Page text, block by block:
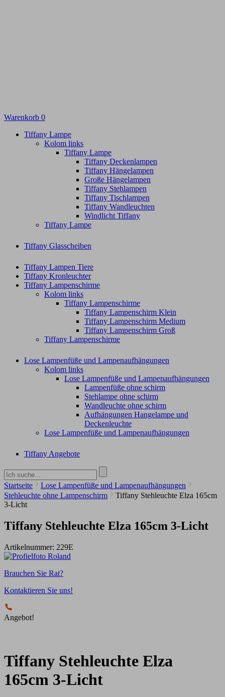
Warenkorb 0
Tiffany Lampe
Kolom links
Tiffany Lampe
Tiffany Deckenlampen
Tiffany Hängelampen
Große Hängelampen
Tiffany Stehlampen
Tiffany Tischlampen
Tiffany Wandleuchten
Windlicht Tiffany
Tiffany Lampe
Tiffany Glasscheiben
Tiffany Lampen Tiere
Tiffany Kronleuchter
Tiffany Lampenschirme
Kolom links
Tiffany Lampenschirme
Tiffany Lampenschirm Klein​
Tiffany Lampenschirm Medium
Tiffany Lampenschirm Groß​
Tiffany Lampenschirme
Lose Lampenfüße und Lampenaufhängungen
Kolom links
Lose Lampenfüße und Lampenaufhängungen
Lampenfüße ohne schirm
Stehlampe ohne schirm
Wandleuchte ohne schirm
Aufhängungen Hangelampe und
Deckenleuchte
Lose Lampenfüße und Lampenaufhängungen
Tiffany Angebote
Startseite
Lose Lampenfüße und Lampenaufhängungen
Stehleuchte ohne Lampenschirm
Tiffany Stehleuchte Elza 165cm
3-Licht
Tiffany Stehleuchte Elza 165cm 3-Licht
Artikelnummer: 229E
Brauchen Sie Rat?
Kontaktieren Sie uns!
Angebot!
Tiffany Stehleuchte Elza
165cm 3-Licht